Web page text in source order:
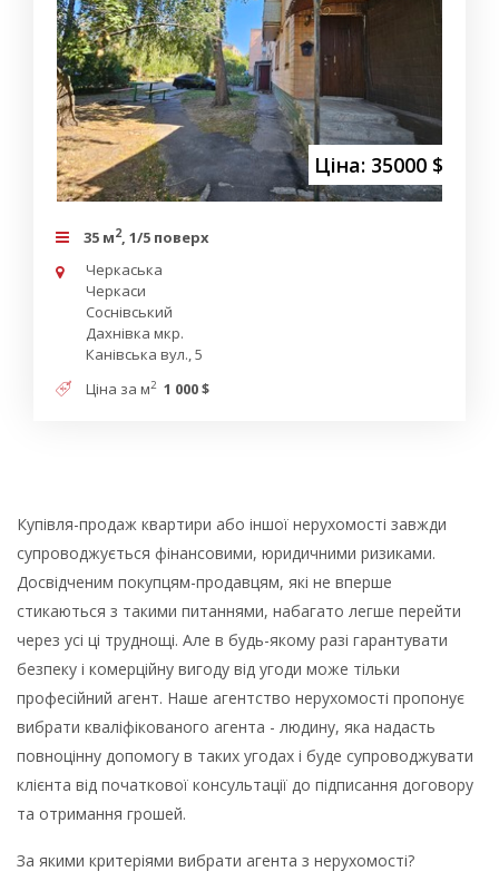
Ціна: 35000 $
35 м2, 1/5 поверх
Черкаська
Черкаси
Соснівський
Дахнівка мкр.
Канівська вул., 5
Ціна за м2 1 000 $
Купівля-продаж квартири або іншої нерухомості завжди
супроводжується фінансовими, юридичними ризиками.
Досвідченим покупцям-продавцям, які не вперше
стикаються з такими питаннями, набагато легше перейти
через усі ці труднощі. Але в будь-якому разі гарантувати
безпеку і комерційну вигоду від угоди може тільки
професійний агент. Наше агентство нерухомості пропонує
вибрати кваліфікованого агента - людину, яка надасть
повноцінну допомогу в таких угодах і буде супроводжувати
клієнта від початкової консультації до підписання договору
та отримання грошей.
За якими критеріями вибрати агента з нерухомості?